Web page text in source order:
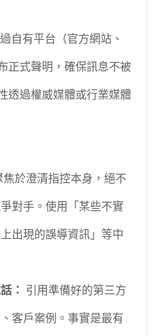
自有平台（官方網站、
正式聲明，確保訊息不被
透過權威媒體或行業媒體
焦於澄清指控本身，絕不
對手。使用「某些不實
出現的誤導資訊」等中
： 引用準備好的第三方
客戶案例。事實是最有